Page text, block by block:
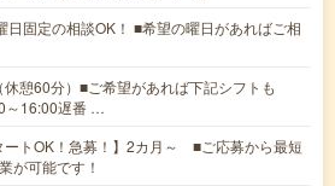
日固定の相談OK！ ■希望の曜日があればご相
憩60分）■ご希望があれば下記シフトも
～16:00遅番 …
ートOK！急募！】2カ月～ ■ご応募から最短
が可能です！